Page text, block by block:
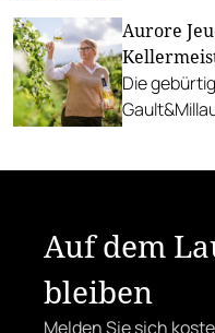
Esterhazy.
Aurore
Die
Auf dem
bleiben
Melden Sie sich